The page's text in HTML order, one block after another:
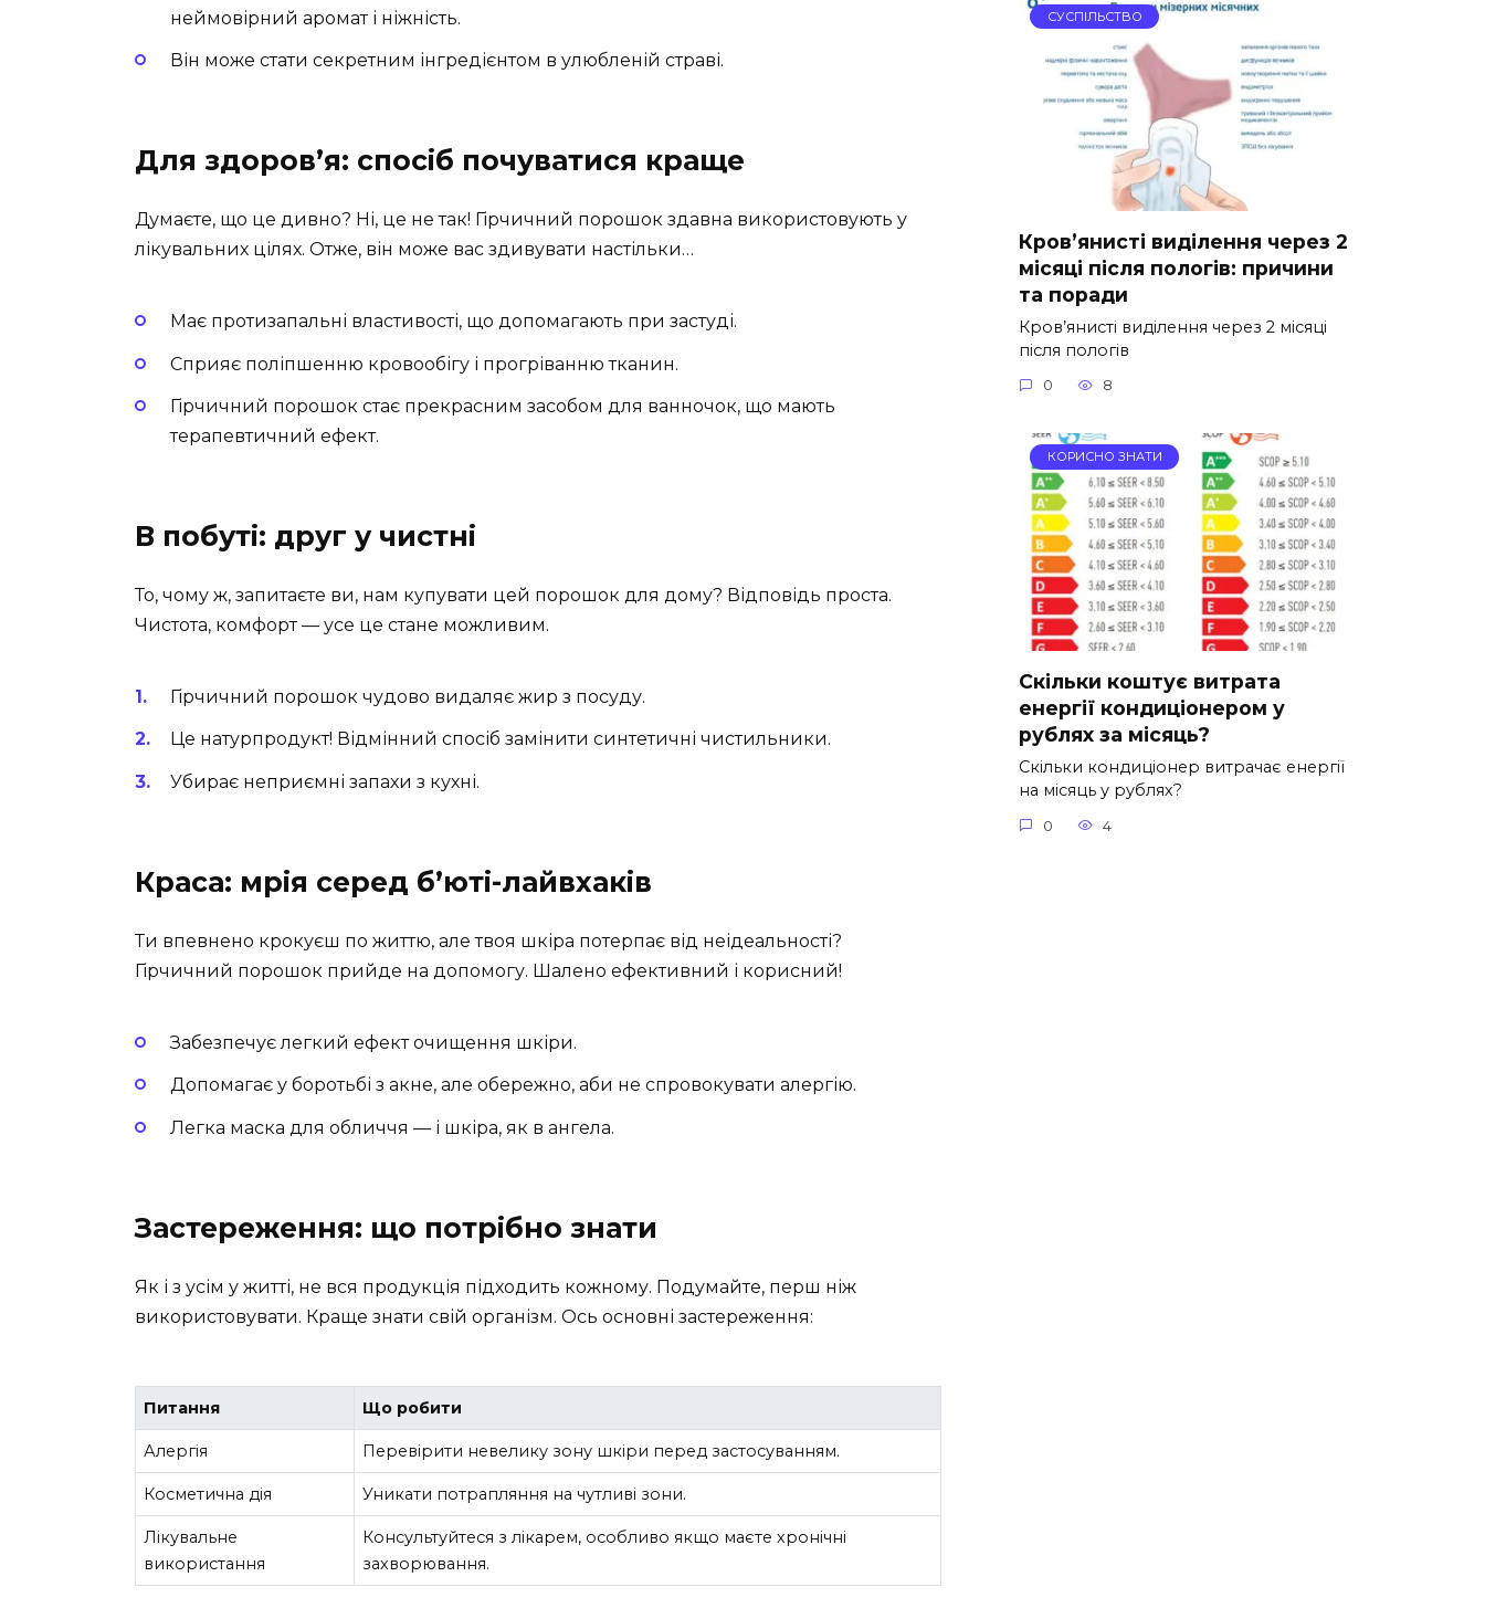
неймовірний аромат і ніжність.
Він може стати секретним інгредієнтом в улюбленій страві.
Для здоров’я: спосіб почуватися краще
Думаєте, що це дивно? Ні, це не так! Гірчичний порошок здавна використовують у
лікувальних цілях. Отже, він може вас здивувати настільки…
Має протизапальні властивості, що допомагають при застуді.
Сприяє поліпшенню кровообігу і прогріванню тканин.
Гірчичний порошок стає прекрасним засобом для ванночок, що мають
терапевтичний ефект.
В побуті: друг у чистні
То, чому ж, запитаєте ви, нам купувати цей порошок для дому? Відповідь проста.
Чистота, комфорт — усе це стане можливим.
Гірчичний порошок чудово видаляє жир з посуду.
Це натурпродукт! Відмінний спосіб замінити синтетичні чистильники.
Убирає неприємні запахи з кухні.
Краса: мрія серед б’юті-лайвхаків
Ти впевнено крокуєш по життю, але твоя шкіра потерпає від неідеальності?
Гірчичний порошок прийде на допомогу. Шалено ефективний і корисний!
Забезпечує легкий ефект очищення шкіри.
Допомагає у боротьбі з акне, але обережно, аби не спровокувати алергію.
Легка маска для обличчя — і шкіра, як в ангела.
Застереження: що потрібно знати
Як і з усім у житті, не вся продукція підходить кожному. Подумайте, перш ніж
використовувати. Краще знати свій організм. Ось основні застереження:
Питання Що робити
Алергія Перевірити невелику зону шкіри перед застосуванням.
Косметична дія Уникати потрапляння на чутливі зони.
Лікувальне
використання
Консультуйтеся з лікарем, особливо якщо маєте хронічні
захворювання.
СУСПІЛЬСТВО
Кров’янисті виділення через 2
місяці після пологів: причини
та поради
Кров’янисті виділення через 2 місяці
після пологів
0 8
КОРИСНО ЗНАТИ
Скільки коштує витрата
енергії кондиціонером у
рублях за місяць?
Скільки кондиціонер витрачає енергії
на місяць у рублях?
0 4